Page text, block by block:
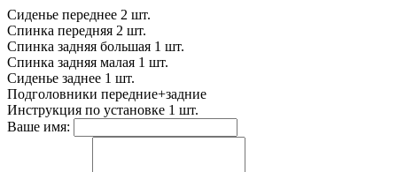
Сиденье переднее 2 шт.
Спинка передняя 2 шт.
Спинка задняя большая 1 шт.
Спинка задняя малая 1 шт.
Сиденье заднее 1 шт.
Подголовники передние+задние
Инструкция по установке 1 шт.
Ваше имя: